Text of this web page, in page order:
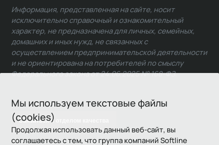
Мы используем текстовые файлы
(cookies)
Продолжая использовать данный веб-сайт, вы
соглашаетесь с тем, что группа компаний Softline
Связаться с отделом качества
Информация, представленная на сайте, носит
исключительно справочный и ознакомительный
характер, не предназначена для личных, семейных,
домашних и иных нужд, не связанных с
осуществлением предпринимательской деятельности
и не ориентирована на потребителей по смыслу
Федерального закона от 24.06.2025 № 168-ФЗ.